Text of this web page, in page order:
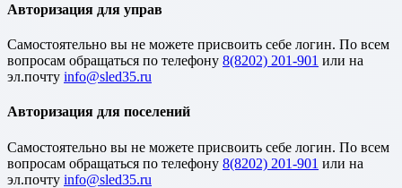
Авторизация для управ
Cамостоятельно вы не можете присвоить себе логин. По всем
вопросам обращаться по телефону 8(8202) 201-901 или на
эл.почту
Авторизация для поселений
Cамостоятельно вы не можете присвоить себе логин. По всем
вопросам обращаться по телефону 8(8202) 201-901 или на
эл.почту